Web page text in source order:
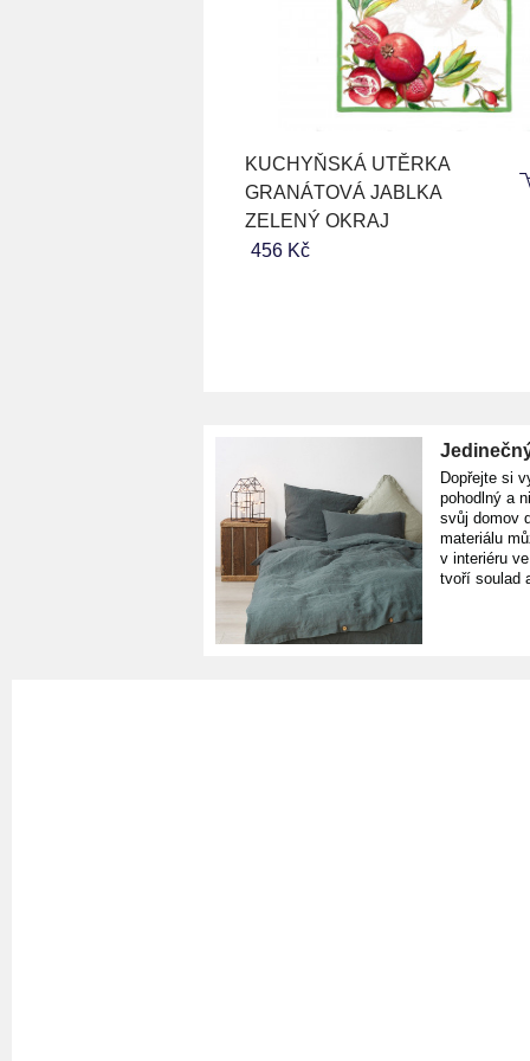
KUCHYŇSKÁ UTĚRKA
GRANÁTOVÁ JABLKA
ZELENÝ OKRAJ
456 Kč
Dopřejte si
pohodlný a
svůj domov
materiálu
v interiéru
tvoří soulad